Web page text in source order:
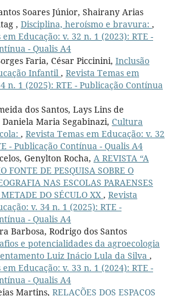
Soares Júnior, Shairany Arias
, Disciplina, heroísmo e bravura: ,
Educação: v. 32 n. 1 (2023): RTE -
- Qualis A4
Faria, César Piccinini, Inclusão
Infantil , Revista Temas em
n. 1 (2025): RTE - Publicação Contínua
dos Santos, Lays Lins de
Maria Segabinazi, Cultura
, Revista Temas em Educação: v. 32
- Publicação Contínua - Qualis A4
Genylton Rocha, A REVISTA “A
FONTE DE PESQUISA SOBRE O
NAS ESCOLAS PARAENSES
DO SÉCULO XX , Revista
v. 34 n. 1 (2025): RTE -
- Qualis A4
Barbosa, Rodrigo dos Santos
e potencialidades da agroecologia
Luiz Inácio Lula da Silva ,
Educação: v. 33 n. 1 (2024): RTE -
- Qualis A4
Martins, RELAÇÕES DOS ESPAÇOS